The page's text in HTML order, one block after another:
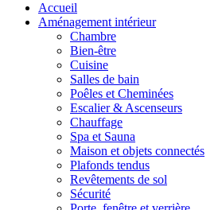
Accueil
Aménagement intérieur
Chambre
Bien-être
Cuisine
Salles de bain
Poêles et Cheminées
Escalier & Ascenseurs
Chauffage
Spa et Sauna
Maison et objets connectés
Plafonds tendus
Revêtements de sol
Sécurité